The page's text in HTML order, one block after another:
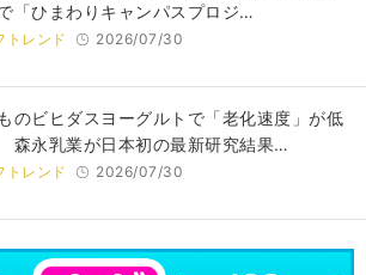
「ひまわりキャンパスプロジ…
トレンド 2026/07/30
のビヒダスヨーグルトで「老化速度」が低
永乳業が日本初の最新研究結果…
トレンド 2026/07/30